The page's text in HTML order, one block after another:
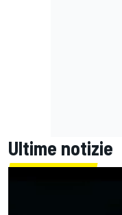
Ultime notizie